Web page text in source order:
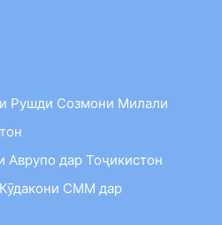
Рушди Созмони Милали
Аврупо дар Тоҷикистон
СММ дар